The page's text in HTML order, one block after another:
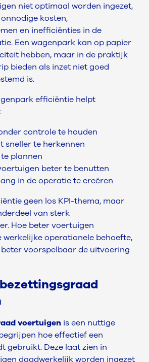
niet optimaal worden ingezet,
kosten,
en inefficiënties in de
Een wagenpark kan op papier
hebben, maar in de praktijk
bieden als inzet niet goed
is.
efficiëntie helpt
controle te houden
sneller te herkennen
plannen
beter te benutten
in de operatie te creëren
geen los KPI-thema, maar
van sterk
Hoe beter voertuigen
werkelijke operationele behoefte,
voorspelbaar de uitvoering
voertuigen is een nuttige
hoe effectief een
gebruikt. Deze laat zien in
daadwerkelijk worden ingezet